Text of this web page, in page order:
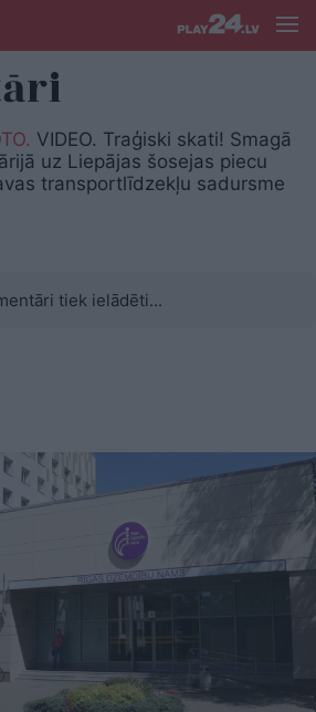
VIDEO. Traģiski skati! Smagā
uz Liepājas šosejas piecu
transportlīdzekļu sadursme
tiek ielādēti...